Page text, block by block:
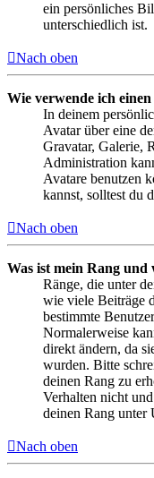
ein persönliches
unterschiedlich ist.
Nach oben
Wie verwende ich
In deinem
Avatar über eine
Gravatar, Galerie,
Administration
Avatare benutzen
kannst, solltest du
Nach oben
Was ist mein Rang
Ränge, die unter
wie viele Beiträge
bestimmte
Normalerweise
direkt ändern, da
wurden. Bitte
deinen Rang zu
Verhalten nicht
deinen Rang unter
Nach oben